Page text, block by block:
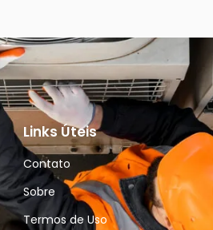
Links Úteis
Contato
Sobre
Termos de Uso